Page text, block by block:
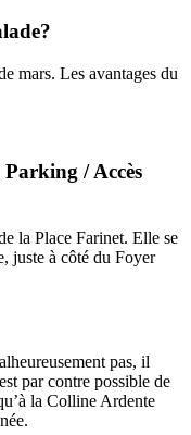
mars. Les avantages du
/ Accès
la Place Farinet. Elle se
juste à côté du Foyer
pas, il
par contre possible de
la Colline Ardente